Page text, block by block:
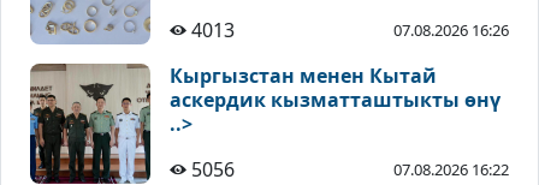
4013
07.08.2026 16:26
Кыргызстан менен Кытай
аскердик кызматташтыкты өнү
..>
5056
07.08.2026 16:22